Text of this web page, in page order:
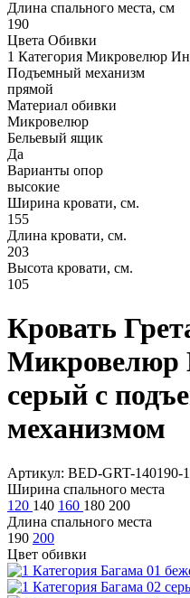
Длина спального места, см
190
Цвета Обивки
1 Категория Микровелюр
Подъемный механизм
прямой
Материал обивки
Микровелюр
Бельевый ящик
Да
Варианты опор
высокие
Ширина кровати, см.
155
Длина кровати, см.
203
Высота кровати, см.
105
Кровать
Микровелюр
серый с
механизмом
Артикул: BED-GRT-
Ширина спального места
120 140 160 180 200
Длина спального места
190 200
Цвет обивки